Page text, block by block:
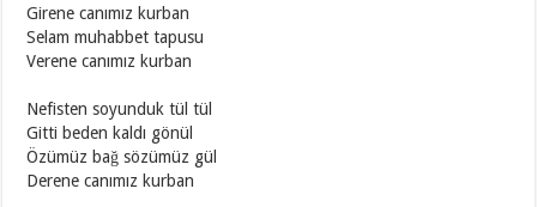
Girene canımız kurban
Selam muhabbet tapusu
Verene canımız kurban
Nefisten soyunduk tül tül
Gitti beden kaldı gönül
Özümüz bağ sözümüz gül
Derene canımız kurban